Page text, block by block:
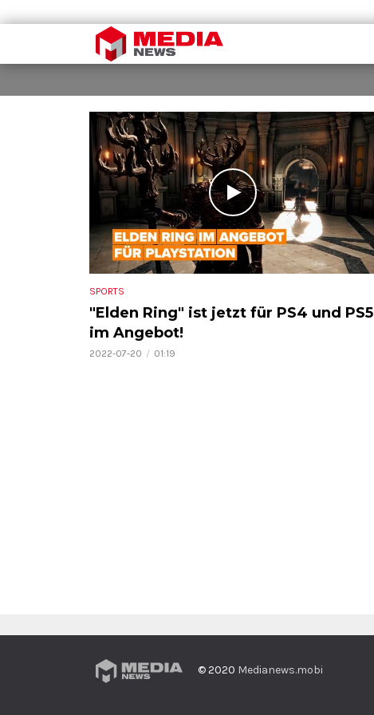
SPORTS
"Elden Ring" ist jetzt für PS4 und PS5
im Angebot!
2022-07-20 01:19
© 2020 Medianews.mobi